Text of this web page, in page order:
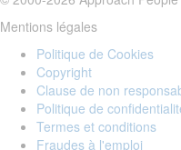
Mentions légales
Politique de Cookies
Copyright
Clause de non
Politique de
Termes et conditions
Fraudes à l'emploi